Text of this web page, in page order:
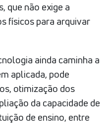
que não exige a
físicos para arquivar
ainda caminha a
aplicada, pode
otimização dos
da capacidade de
de ensino, entre